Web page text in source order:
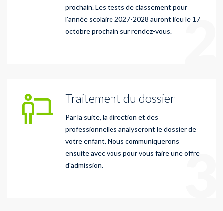
prochain. Les tests de classement pour
l'année scolaire 2027-2028 auront lieu le 17
octobre prochain sur rendez-vous.
2
Traitement du dossier
Par la suite, la direction et des
professionnelles analyseront le dossier de
votre enfant. Nous communiquerons
ensuite avec vous pour vous faire une offre
d'admission.
3